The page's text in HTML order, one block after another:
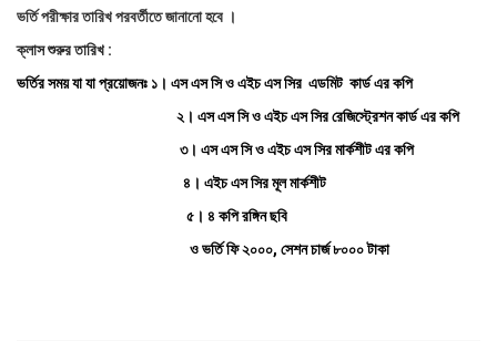
ভর্তি পরীক্ষার তারিখ পরবর্তীতে জানানো হবে ।
ক্লাস শুরুর তারিখ :
ভর্তির সময় যা যা প্রয়োজনঃ ১। এস এস সি ও এইচ এস সির এডমিট কার্ড এর কপি
২। এস এস সি ও এইচ এস সির রেজিস্ট্রেশন কার্ড এর কপি
৩। এস এস সি ও এইচ এস সির মার্কশীট এর কপি
৪। এইচ এস সির মূল মার্কশীট
৫। ৪ কপি রঙ্গিন ছবি
ও ভর্তি ফি ২০০০, সেশন চার্জ ৮০০০ টাকা